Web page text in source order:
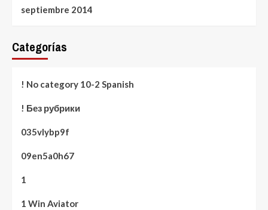
septiembre 2014
Categorías
! No category 10-2 Spanish
! Без рубрики
035vlybp9f
09en5a0h67
1
1 Win Aviator